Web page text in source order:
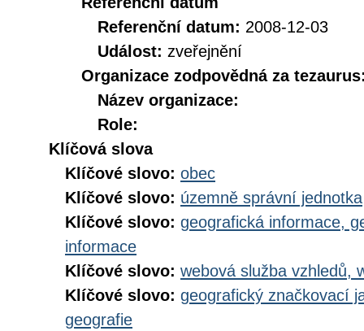
Referenční datum: 2008-12-03
Událost: zveřejnění
Organizace zodpovědná za
Název organizace:
Role:
Klíčová slova
Klíčové slovo: obec
Klíčové slovo: územně správní jednotka
Klíčové slovo: geografická informace,
informace
Klíčové slovo: webová služba vzhledů,
Klíčové slovo: geografický značkovací
geografie